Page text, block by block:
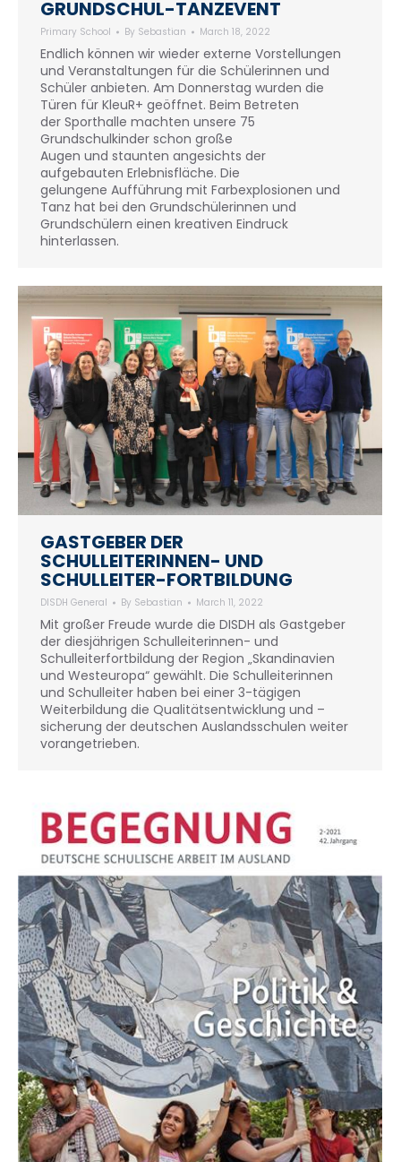
GRUNDSCHUL-TANZEVENT
Primary School By Sebastian March 18, 2022
Endlich können wir wieder externe Vorstellungen
und Veranstaltungen für die Schülerinnen und
Schüler anbieten. Am Donnerstag wurden die
Türen für KleuR+ geöffnet. Beim Betreten
der Sporthalle machten unsere 75
Grundschulkinder schon große
Augen und staunten angesichts der
aufgebauten Erlebnisfläche. Die
gelungene Aufführung mit Farbexplosionen und
Tanz hat bei den Grundschülerinnen und
Grundschülern einen kreativen Eindruck
hinterlassen.
GASTGEBER DER
SCHULLEITERINNEN- UND
SCHULLEITER-FORTBILDUNG
DISDH General By Sebastian March 11, 2022
Mit großer Freude wurde die DISDH als Gastgeber
der diesjährigen Schulleiterinnen- und
Schulleiterfortbildung der Region „Skandinavien
und Westeuropa“ gewählt. Die Schulleiterinnen
und Schulleiter haben bei einer 3-tägigen
Weiterbildung die Qualitätsentwicklung und –
sicherung der deutschen Auslandsschulen weiter
vorangetrieben.